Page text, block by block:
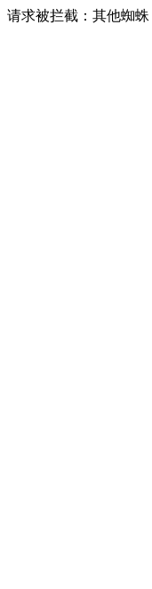
请求被拦截：其他蜘蛛